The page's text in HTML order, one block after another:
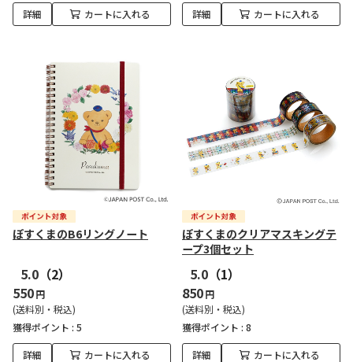
詳細 カートに入れる 詳細 カートに入れる
ぽすくまのB6リングノート
5.0 （2）
550円
(送料別・税込)
獲得ポイント : 5
詳細 カートに入れる
ぽすくまのクリアマスキングテ
ープ3個セット
5.0 （1）
850円
(送料別・税込)
獲得ポイント : 8
詳細 カートに入れる